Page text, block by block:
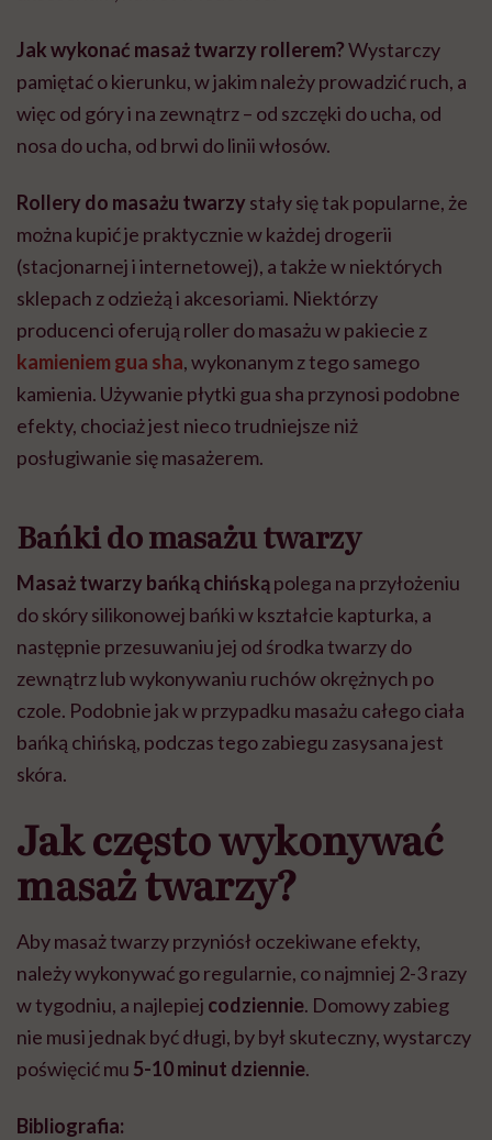
Jak wykonać masaż twarzy rollerem?Wystarczy
pamiętać o kierunku,w jakim należy prowadzić ruch, a
więc od góry i na zewnątrz – od szczęki do ucha, od
nosa do ucha, od brwi do linii włosów.
Rollery do masażu twarzy stały się tak popularne, że
można kupić je praktycznie w każdej drogerii
(stacjonarnej i internetowej), a także w niektórych
sklepach z odzieżą i akcesoriami. Niektórzy
producenci oferują roller do masażu w pakiecie z
kamieniem gua sha, wykonanym z tego samego
kamienia. Używanie płytki gua sha przynosi podobne
efekty, chociaż jest nieco trudniejsze niż
posługiwanie się masażerem.
Bańki do masażu twarzy
Masaż twarzy bańką chińskąpolega na przyłożeniu
do skóry silikonowej bańki w kształcie kapturka, a
następnie przesuwaniu jej od środka twarzy do
zewnątrz lub wykonywaniu ruchów okrężnych po
czole. Podobnie jak w przypadku masażu całego ciała
bańką chińską, podczas tego zabiegu zasysana jest
skóra.
Jak często wykonywać
masaż twarzy?
Aby masaż twarzy przyniósł oczekiwane efekty,
należy wykonywać go regularnie, co najmniej 2-3 razy
w tygodniu, a najlepiej codziennie. Domowy zabieg
nie musi jednak być długi, by był skuteczny, wystarczy
poświęcić mu 5-10 minut dziennie.
Bibliografia: